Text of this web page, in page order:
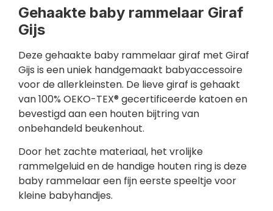
Gehaakte baby rammelaar Giraf
Gijs
Deze gehaakte baby rammelaar giraf met Giraf
Gijs is een uniek handgemaakt babyaccessoire
voor de allerkleinsten. De lieve giraf is gehaakt
van 100% OEKO-TEX® gecertificeerde katoen en
bevestigd aan een houten bijtring van
onbehandeld beukenhout.
Door het zachte materiaal, het vrolijke
rammelgeluid en de handige houten ring is deze
baby rammelaar een fijn eerste speeltje voor
kleine babyhandjes.